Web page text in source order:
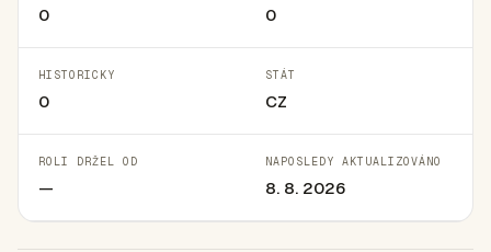
0 0
HISTORICKY
0
STÁT
CZ
ROLI DRŽEL OD
—
NAPOSLEDY AKTUALIZOVÁNO
8. 8. 2026